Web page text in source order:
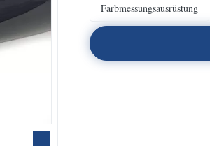
Farbmessungsausrüstung